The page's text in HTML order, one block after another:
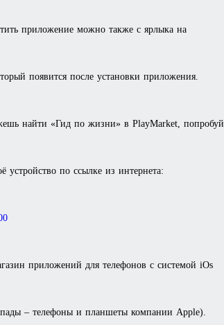
приложение можно также с ярлыка на
появится после установки приложения.
найти «Гид по жизни» в PlayMarket, попробуй
устройство по ссылке из интернета:
приложений для телефонов с системой iOs
– телефоны и планшеты компании Apple).